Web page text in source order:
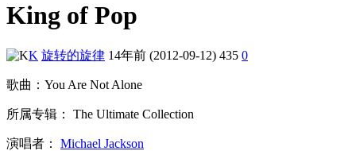
King of Pop
K 旋转的旋律 14年前 (2012-09-12) 435 0
歌曲：You Are Not Alone
所属专辑： The Ultimate Collection
演唱者： Michael Jackson